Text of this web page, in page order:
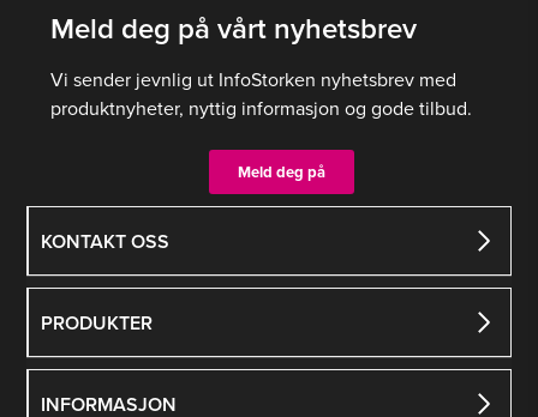
Alternativene
kan
velges
på
Alternativene
kan
velges
på
KONTAKT OSS
PRODUKTER
INFORMASJON
Meld deg på vårt nyhetsbrev
Vi sender jevnlig ut InfoStorken nyhetsbrev med
produktnyheter, nyttig informasjon og gode tilbud.
Meld deg på